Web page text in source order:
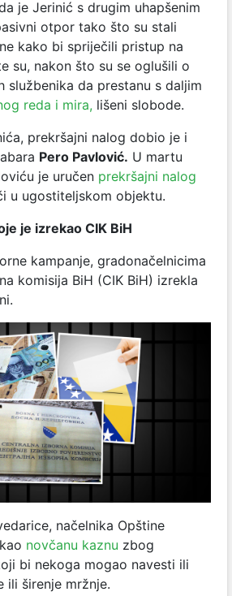
je Jerinić s drugim uhapšenim
otpor tako što su stali
kako bi spriječili pristup na
su, nakon što su se oglušili o
službenika da prestanu s daljim
reda i mira, lišeni slobode.
prekršajni nalog dobio je i
Pero Pavlović. U martu
je uručen prekršajni nalog
u ugostiteljskom objektu.
je izrekao CIK BiH
kampanje, gradonačelnicima
komisija BiH (CIK BiH) izrekla
načelnika Opštine
novčanu kaznu zbog
bi nekoga mogao navesti ili
ili širenje mržnje.